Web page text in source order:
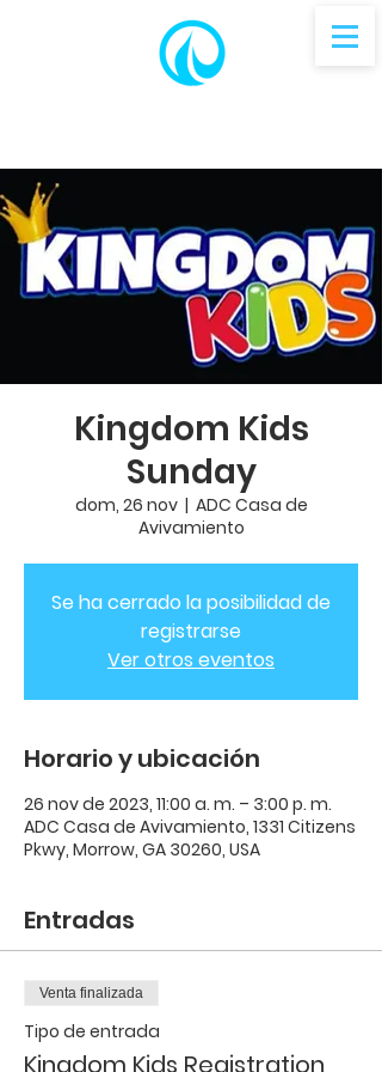
Kingdom Kids
Sunday
dom, 26 nov
  |
ADC Casa de
Avivamiento
Se ha cerrado la posibilidad de
registrarse
Ver otros eventos
Horario y ubicación
26 nov de 2023, 11:00 a. m. – 3:00 p. m.
ADC Casa de Avivamiento, 1331 Citizens
Pkwy, Morrow, GA 30260, USA
Entradas
Venta finalizada
Tipo de entrada
Kingdom Kids Registration